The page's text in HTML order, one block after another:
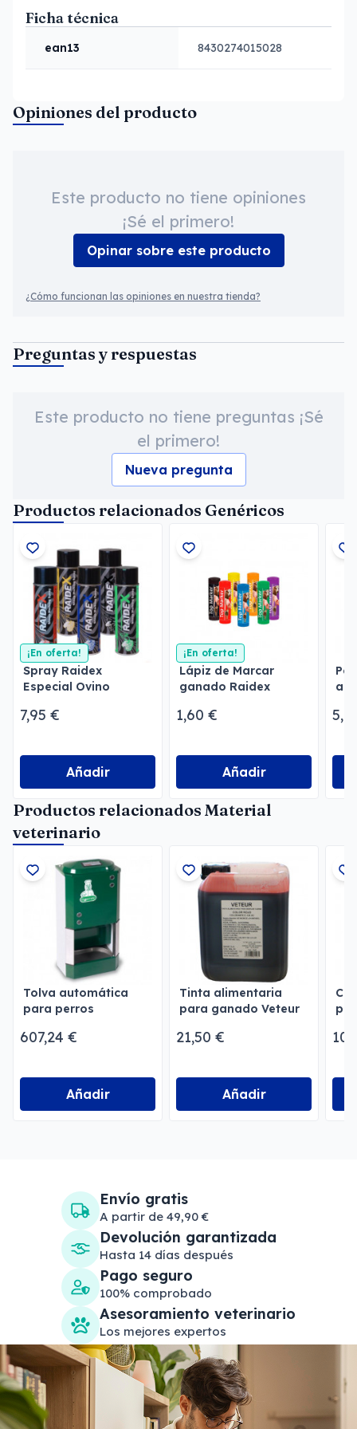
Ficha técnica
ean13 8430274015028
Opiniones del producto
Este producto no tiene opiniones
¡Sé el primero!
Opinar sobre este producto
¿Cómo funcionan las opiniones en nuestra tienda?
Preguntas y respuestas
Este producto no tiene preguntas ¡Sé
el primero!
Nueva pregunta
Productos relacionados Genéricos
¡En oferta!
Spray Raidex
Especial Ovino
7,95 €
Añadir
¡En oferta!
Lápiz de Marcar
ganado Raidex
1,60 €
Añadir
Productos relacionados Material
veterinario
Tolva automática
para perros
607,24 €
Añadir
Tinta alimentaria
para ganado Veteur
21,50 €
Añadir
Envío gratis
A partir de 49,90 €
Devolución garantizada
Hasta 14 días después
Pago seguro
100% comprobado
Asesoramiento veterinario
Los mejores expertos